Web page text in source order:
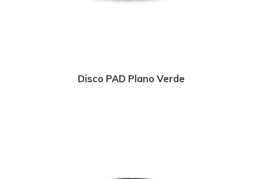
Disco PAD Plano Verde